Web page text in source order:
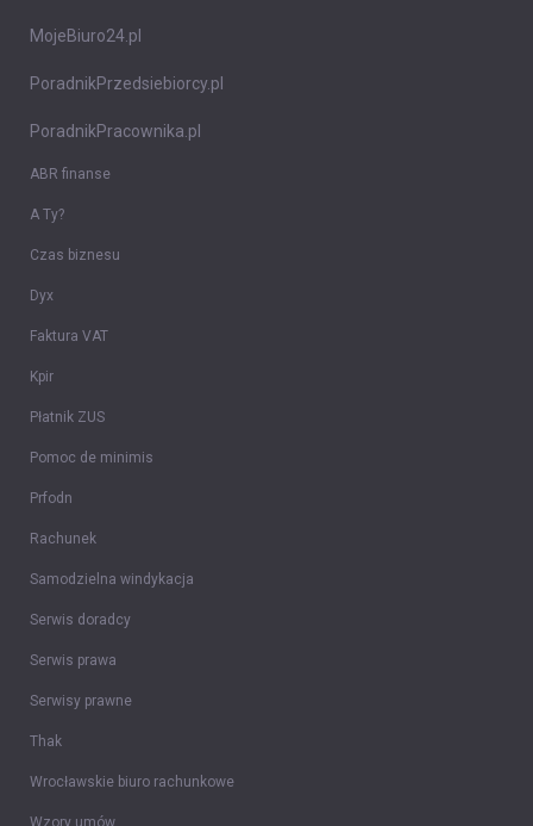
MojeBiuro24.pl
PoradnikPrzedsiebiorcy.pl
PoradnikPracownika.pl
ABR finanse
A Ty?
Czas biznesu
Dyx
Faktura VAT
Kpir
Płatnik ZUS
Pomoc de minimis
Prfodn
Rachunek
Samodzielna windykacja
Serwis doradcy
Serwis prawa
Serwisy prawne
Thak
Wrocławskie biuro rachunkowe
Wzory umów